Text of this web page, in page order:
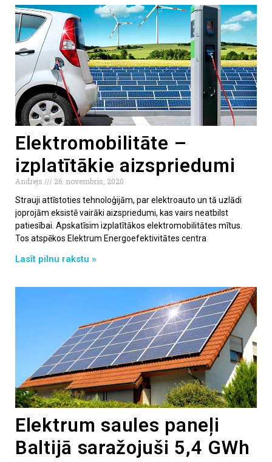
Elektromobilitāte –
izplatītākie aizspriedumi
Andrejs
26. novembris, 2020
Strauji attīstoties tehnoloģijām, par elektroauto un tā uzlādi
joprojām eksistē vairāki aizspriedumi, kas vairs neatbilst
patiesībai. Apskatīsim izplatītākos elektromobilitātes mītus.
Tos atspēkos Elektrum Energoefektivitātes centra
Lasīt pilnu rakstu »
Elektrum saules paneļi
Baltijā saražojuši 5,4 GWh